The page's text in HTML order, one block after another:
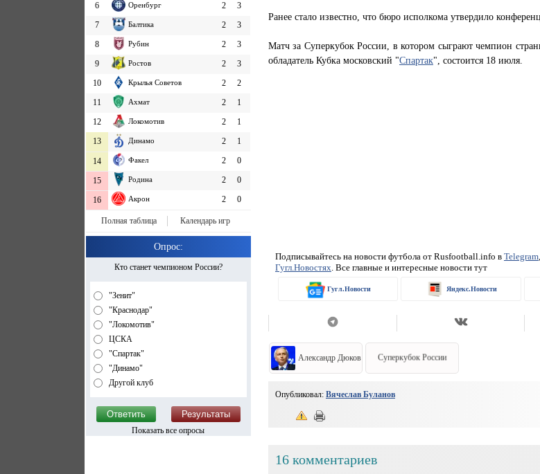
6
Оренбург 2
3
7
Балтика 2
3
8
Рубин 2
3
9
Ростов 2
3
10
Крылья Советов 2
2
11
Ахмат 2
1
12
Локомотив 2
1
13
Динамо 2 1
14 Факел 2 0
15 Родина 2 0
16 Акрон 2 0
Полная таблица Календарь игр
Опрос:
Кто станет чемпионом России?
"Зенит"
"Краснодар"
"Локомотив"
ЦСКА
"Спартак"
"Динамо"
Другой клуб
Показать все опросы
Ранее стало известно, что бюро исполкома утвердило
Матч за Суперкубок России, в котором сыграют чемпион
обладатель Кубка московский "Спартак", состоится 18 июля.
Подписывайтесь на новости футбола от Rusfootball.info в Telegram,
Гугл.Новостях . Все главные и интересные новости тут
Гугл.Новости Яндекс.Новости
Александр Дюков Суперкубок России
Опубликовал: Вячеслав Буланов
16 комментариев